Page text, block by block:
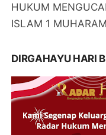
HUKUM
ISLAM 1 MUHARAM
DIRGAHAYU HARI